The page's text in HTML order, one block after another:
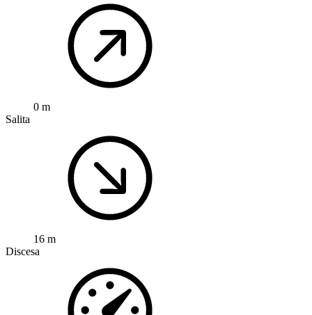
0 m
Salita
16 m
Discesa